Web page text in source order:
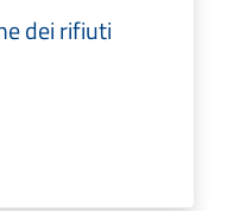
dei rifiuti